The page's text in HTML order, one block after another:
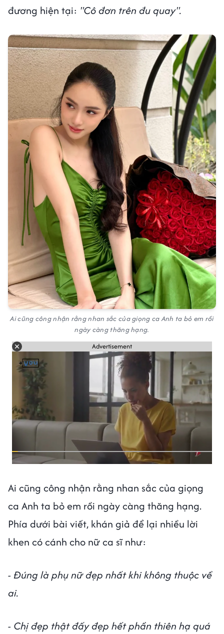
đương hiện tại: "Cô đơn trên đu quay".
Ai cũng công nhận rằng nhan sắc của giọng ca Anh ta bỏ em rồi
ngày càng thăng hạng.
Advertisement
Ai cũng công nhận rằng nhan sắc của giọng
ca Anh ta bỏ em rồi ngày càng thăng hạng.
Phía dưới bài viết, khán giả để lại nhiều lời
khen có cánh cho nữ ca sĩ như:
- Đúng là phụ nữ đẹp nhất khi không thuộc về
ai.
- Chị đẹp thật đấy đẹp hết phần thiên hạ quá